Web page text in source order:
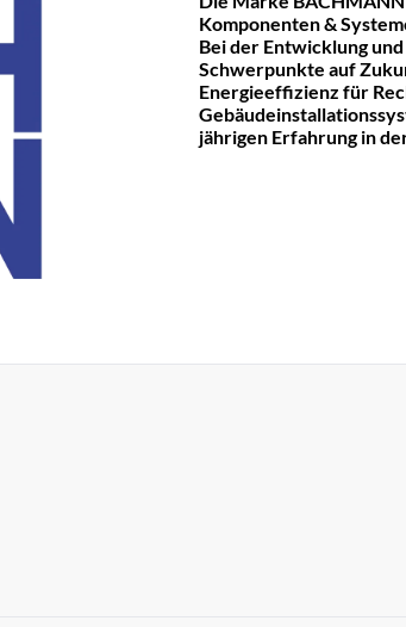
Komponenten &
Bei der Entwicklung
Schwerpunkte auf
Energieeffizienz für
jährigen Erfahrung in